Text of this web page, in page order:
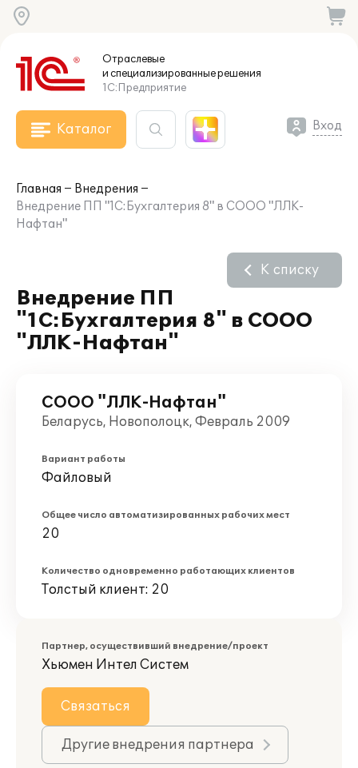
Отраслевые
и специализированныерешения
1С:Предприятие
Каталог Вход
Главная
Внедрения
Внедрение ПП "1С:Бухгалтерия 8" в СООО "ЛЛК-
Нафтан"
Внедрение ПП
"1С:Бухгалтерия 8" в СООО
"ЛЛК-Нафтан"
К списку
СООО "ЛЛК-Нафтан"
Беларусь, Новополоцк, Февраль 2009
Вариант работы
Файловый
Общее число автоматизированных рабочих мест
20
Количество одновременно работающих клиентов
Толстый клиент: 20
Партнер, осуществивший внедрение/проект
Хьюмен Интел Систем
Связаться
Другие внедрения партнера